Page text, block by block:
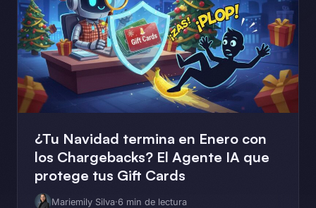
¿Tu Navidad termina en Enero con
los Chargebacks? El Agente IA que
protege tus Gift Cards
Mariemily Silva·6 min de lectura